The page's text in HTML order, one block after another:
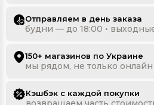
Отправляем в день заказа
будни — до 18:00 •
150+ магазинов по Украине
мы рядом, не только онлайн
Кэшбэк с каждой покупки